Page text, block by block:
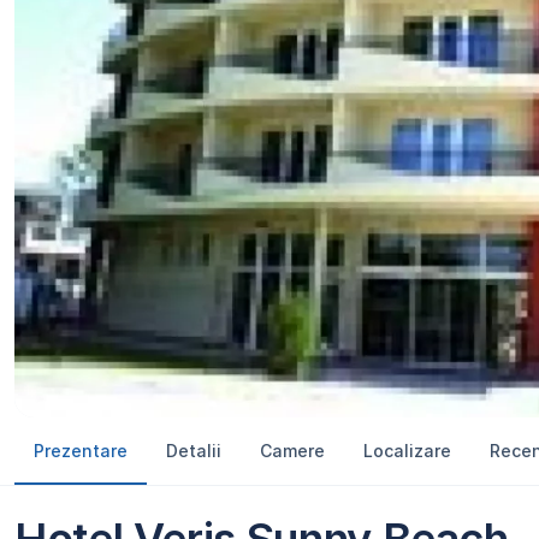
Prezentare Detalii Camere Localizare